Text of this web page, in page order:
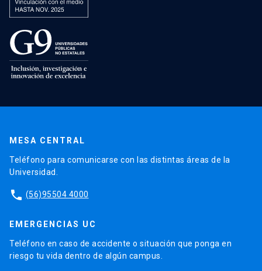
MESA CENTRAL
Teléfono para comunicarse con las distintas áreas de la
Universidad.
phone (56)95504 4000
EMERGENCIAS UC
Teléfono en caso de accidente o situación que ponga en
riesgo tu vida dentro de algún campus.